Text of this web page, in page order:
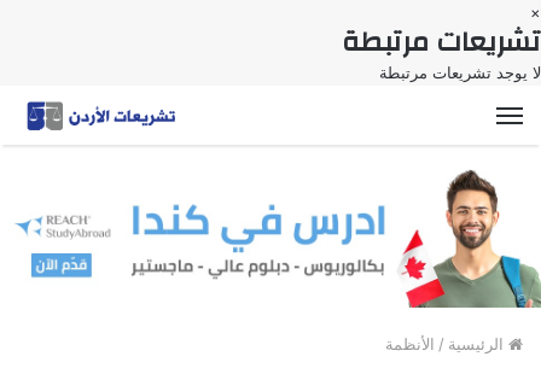
×
تشريعات مرتبطة
لا يوجد تشريعات مرتبطة
القائمة
الرئيسية / الأنظمة